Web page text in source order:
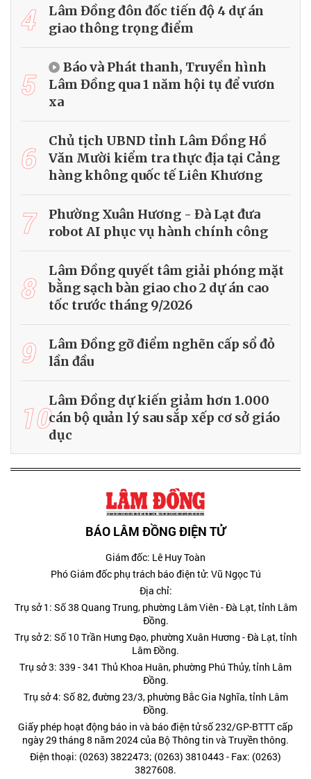
4
Lâm Đồng đôn đốc tiến độ 4 dự án
giao thông trọng điểm
5
Báo và Phát thanh, Truyền hình
Lâm Đồng qua 1 năm hội tụ để vươn
xa
6
Chủ tịch UBND tỉnh Lâm Đồng Hồ
Văn Mười kiểm tra thực địa tại Cảng
hàng không quốc tế Liên Khương
7
Phường Xuân Hương - Đà Lạt đưa
robot AI phục vụ hành chính công
8
Lâm Đồng quyết tâm giải phóng mặt
bằng sạch bàn giao cho 2 dự án cao
tốc trước tháng 9/2026
9
Lâm Đồng gỡ điểm nghẽn cấp sổ đỏ
lần đầu
10Lâm Đồng dự kiến giảm hơn 1.000
cán bộ quản lý sau sắp xếp cơ sở giáo
dục
BÁO LÂM ĐỒNG ĐIỆN TỬ
Giám đốc: Lê Huy Toàn
Phó Giám đốc phụ trách báo điện tử: Vũ Ngọc Tú
Địa chỉ:
Trụ sở 1: Số 38 Quang Trung, phường Lâm Viên - Đà Lạt, tỉnh Lâm
Đồng.
Trụ sở 2: Số 10 Trần Hưng Đạo, phường Xuân Hương - Đà Lạt, tỉnh
Lâm Đồng.
Trụ sở 3: 339 - 341 Thủ Khoa Huân, phường Phú Thủy, tỉnh Lâm
Đồng.
Trụ sở 4: Số 82, đường 23/3, phường Bắc Gia Nghĩa, tỉnh Lâm
Đồng.
Giấy phép hoạt động báo in và báo điện tử số 232/GP-BTTT cấp
ngày 29 tháng 8 năm 2024 của Bộ Thông tin và Truyền thông.
Điện thoại: (0263) 3822473; (0263) 3810443 - Fax: (0263)
3827608.